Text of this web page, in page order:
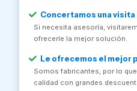
Concertamos una
Si necesita asesoría,
ofrecerle la mejor solución.
Le ofrecemos el mejor
Somos fabricantes, por lo
calidad con grandes